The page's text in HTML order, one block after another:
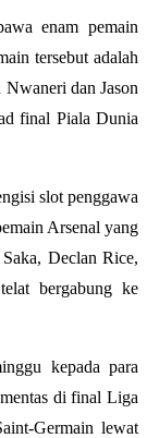
enam pemain
tersebut adalah
dan Jason
final Piala Dunia
slot penggawa
Arsenal yang
Declan Rice,
bergabung ke
kepada para
di final Liga
Germain lewat